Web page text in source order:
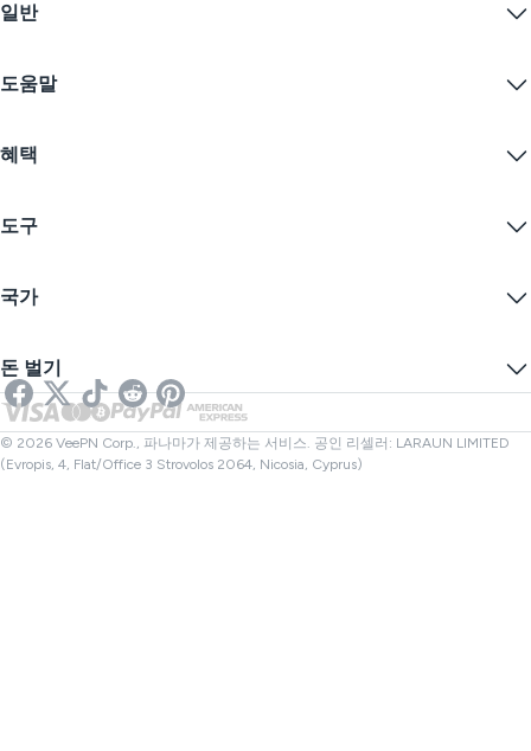
VPN for macOS
iOS VPN
Firefox
무료 VPN
일반
VPN 다운로드
가격
학생 할인
블로그
도움말
문의하기
개인정보 보호정책
쿠키 기본 설정
혜택
인터넷 개인정보 보호
익명 IP
스트리밍을 위한 VPN
넷플릭스 VPN
도구
IP 숨기기
온라인 SMS
링크 검사기
파일 검사기
국가
영국 VPN
캐나다 VPN
터키 VPN
돈 벌기
제휴사
© 2026 VeePN Corp., 파나마가 제공하는 서비스. 공인 리셀러: LARAUN LIMITED
(Evropis, 4, Flat/Office 3 Strovolos 2064, Nicosia, Cyprus)